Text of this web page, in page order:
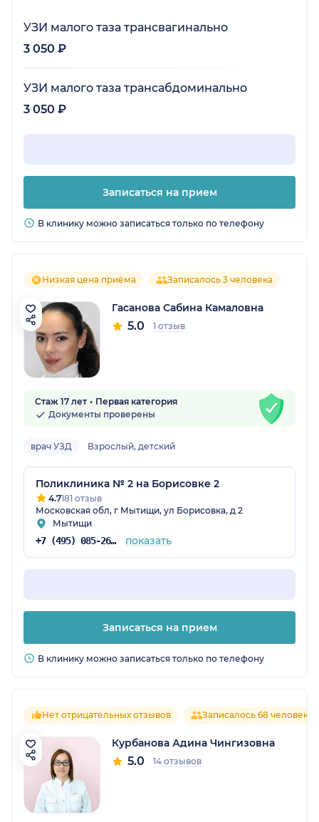
УЗИ малого таза трансвагинально
3 050 ₽
УЗИ малого таза трансабдоминально
3 050 ₽
Записаться на прием
В клинику можно записаться только по телефону
Низкая цена приёма Записалось 3 человека
Гасанова Сабина Камаловна
5.0 1 отзыв
Стаж 17 лет
Первая категория
Документы проверены
врач УЗД Взрослый, детский
Поликлиника № 2 на Борисовке 2
4.7181 отзыв
Московская обл, г Мытищи, ул Борисовка, д 2
Мытищи
+7 (495) 085-26-91 показать
Записаться на прием
В клинику можно записаться только по телефону
Нет отрицательных отзывов Записалось 68 человек
Курбанова Адина Чингизовна
5.0 14 отзывов